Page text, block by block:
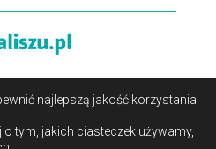
prywatności i pliki cookies
Kontakt
najlepszą jakość korzystania
tym, jakich ciasteczek używamy,